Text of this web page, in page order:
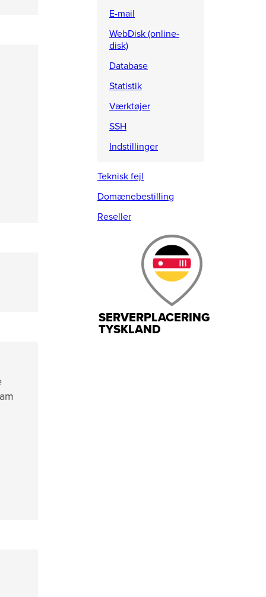
E-mail
WebDisk (online-
disk)
Database
Statistik
Værktøjer
SSH
Indstillinger
Teknisk fejl
Domænebestilling
Reseller
SERVERPLACERING
TYSKLAND